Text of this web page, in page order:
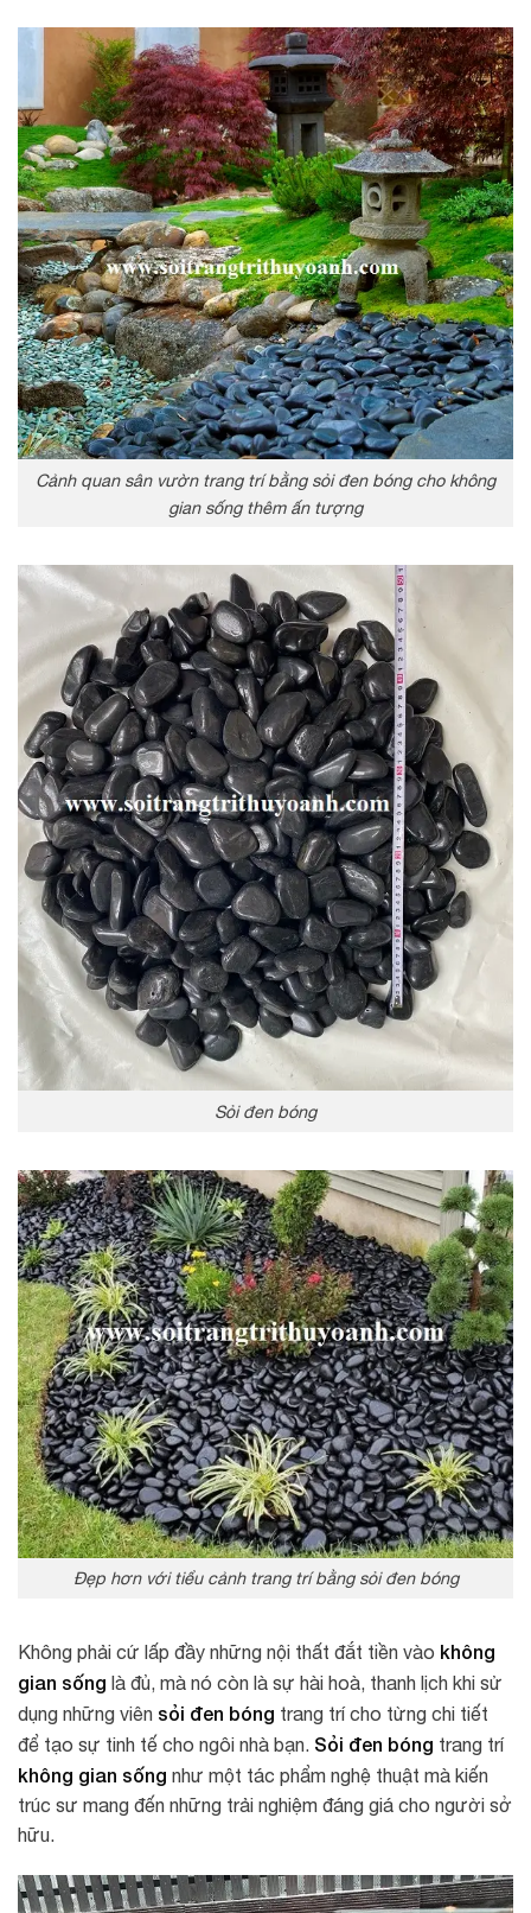
Cảnh quan sân vườn trang trí bằng sỏi đen bóng cho không
gian sống thêm ấn tượng
Sỏi đen bóng
Đẹp hơn với tiểu cảnh trang trí bằng sỏi đen bóng
Không phải cứ lấp đầy những nội thất đắt tiền vào không
gian sống là đủ, mà nó còn là sự hài hoà, thanh lịch khi sử
dụng những viên sỏi đen bóng trang trí cho từng chi tiết
để tạo sự tinh tế cho ngôi nhà bạn. Sỏi đen bóng trang trí
không gian sống như một tác phẩm nghệ thuật mà kiến
trúc sư mang đến những trải nghiệm đáng giá cho người sở
hữu.